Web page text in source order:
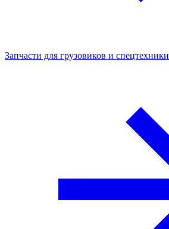
Запчасти для грузовиков и спецтехники